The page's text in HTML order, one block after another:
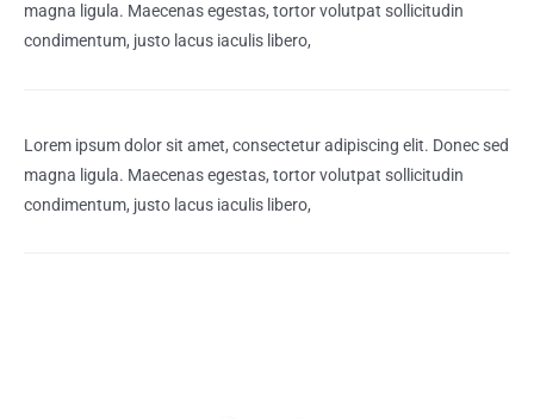
magna ligula. Maecenas egestas, tortor volutpat sollicitudin
condimentum, justo lacus iaculis libero,
Lorem ipsum dolor sit amet, consectetur adipiscing elit. Donec sed
magna ligula. Maecenas egestas, tortor volutpat sollicitudin
condimentum, justo lacus iaculis libero,